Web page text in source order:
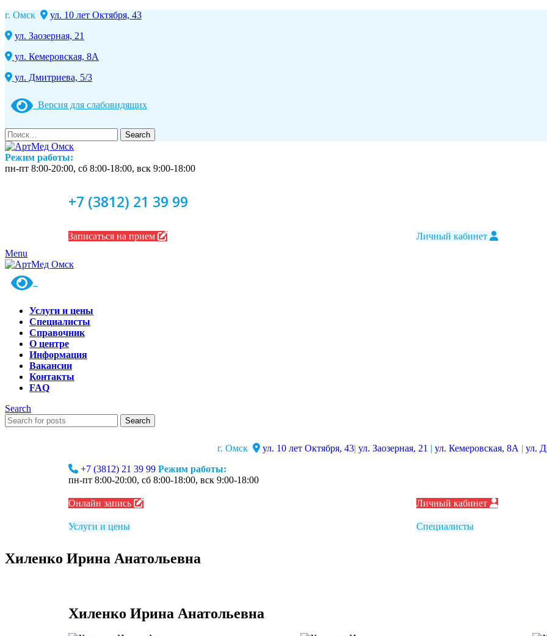
г. Омск
ул. 10 лет Октября, 43
ул. Заозерная, 21
ул. Кемеровская, 8А
ул. Дмитриева, 5/3
Версия для слабовидящих
Search
Режим работы:
пн-пт 8:00-20:00, сб 8:00-18:00, вск 9:00-18:00
+7 (3812) 21 39 99
Записаться на прием
Личный кабинет
Menu
Услуги и цены
Специалисты
Справочник
О центре
Информация
Вакансии
Контакты
FAQ
Search
Search
г. Омск ул. 10 лет Октября, 43| ул. Заозерная, 21 | ул. Кемеровская, 8А | ул.
+7 (3812) 21 39 99 Режим работы:
пн-пт 8:00-20:00, сб 8:00-18:00, вск 9:00-18:00
Онлайн запись
Услуги и цены
Личный кабинет
Специалисты
Хиленко Ирина Анатольевна
Хиленко Ирина Анатольевна